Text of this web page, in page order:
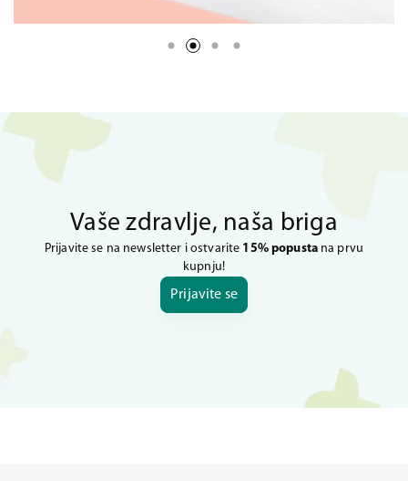
Vaše zdravlje, naša briga
Prijavite se na newsletter i ostvarite 15% popustana prvu
kupnju!
Prijavite se